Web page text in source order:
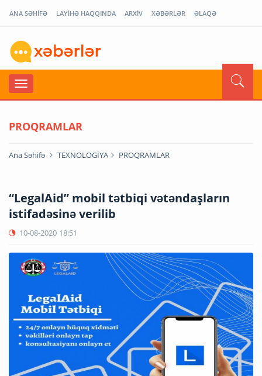
ANA SƏHİFƏ LAYİHƏ HAQQINDA ARXİV XƏBƏRLƏR ƏLAQƏ
PROQRAMLAR
Ana Səhifə TEXNOLOGİYA PROQRAMLAR
“LegalAid” mobil tətbiqi vətəndaşların
istifadəsinə verilib
10-08-2020 18:51